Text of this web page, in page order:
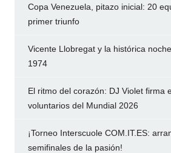
Copa Venezuela, pitazo inicial: 20
primer triunfo
Vicente Llobregat y la histórica
1974
El ritmo del corazón: DJ Violet firma
voluntarios del Mundial 2026
¡Torneo Interscuole COM.IT.ES:
semifinales de la pasión!